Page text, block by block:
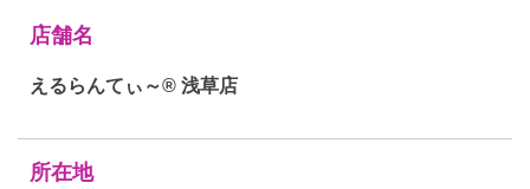
店舗名
えるらんてぃ～® 浅草店
所在地